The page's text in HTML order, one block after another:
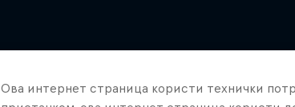
Više poput
Ова интернет страница користи технички